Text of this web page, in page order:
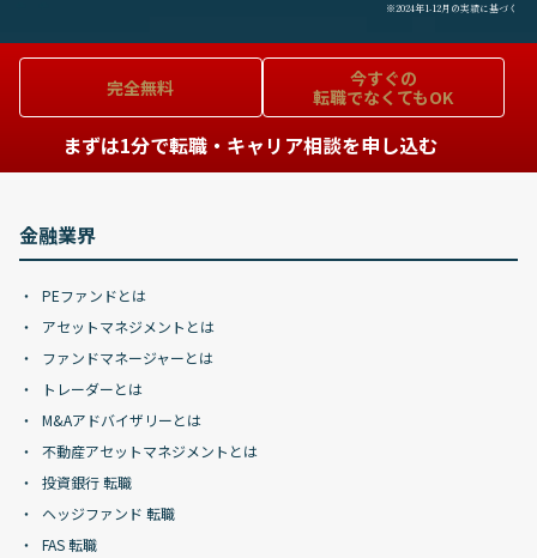
※2024年1-12月の実績に基づく
完全無料
今すぐの
転職でなくてもOK
まずは1分で転職・キャリア相談を申し込む
金融業界
PEファンドとは
アセットマネジメントとは
ファンドマネージャーとは
トレーダーとは
M&Aアドバイザリーとは
不動産アセットマネジメントとは
投資銀行 転職
ヘッジファンド 転職
FAS 転職